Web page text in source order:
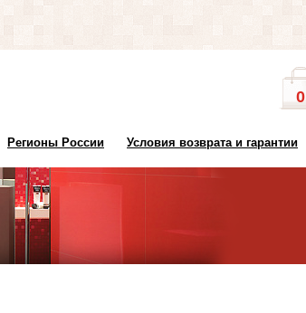
0
Регионы России Условия возврата и гарантии